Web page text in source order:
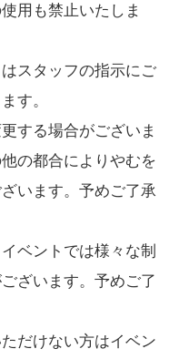
用も禁止いたしま
スタッフの指示にご
す。
する場合がございま
の都合によりやむを
います。予めご了承
ベントでは様々な制
ざいます。予めご了
だけない方はイベン